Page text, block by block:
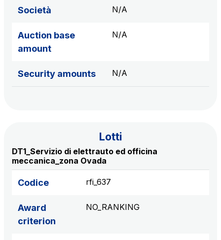
Network Km: 6
Raccordo Autostradale Valle d’Aosta S.p.A.
Concession expiring in 2032
Tangenziale di Napoli S.p.A.
Network Km: 20
Società N/A
Auction base
amount
N/A
Security amounts N/A
Lotti
DT1_Servizio di elettrauto ed officina
meccanica_zona Ovada
Codice rfi_637
Award
criterion
NO_RANKING